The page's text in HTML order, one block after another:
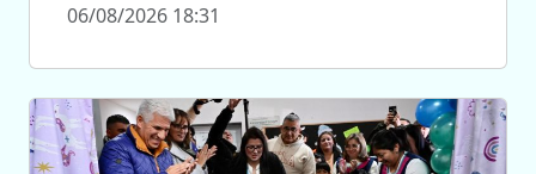
06/08/2026 18:31